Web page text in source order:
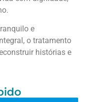
e
o tratamento
histórias e